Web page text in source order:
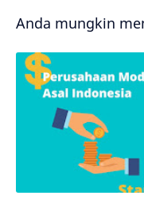
Anda mungkin